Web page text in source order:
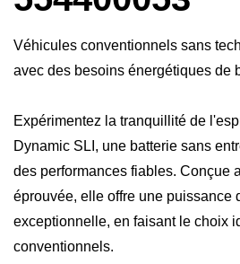
Véhicules conventionnels sans
avec des besoins énergétiques de
Expérimentez la tranquillité de
Dynamic SLI, une batterie sans
des performances fiables. Conçue
éprouvée, elle offre une puissance
exceptionnelle, en faisant le choix
conventionnels.